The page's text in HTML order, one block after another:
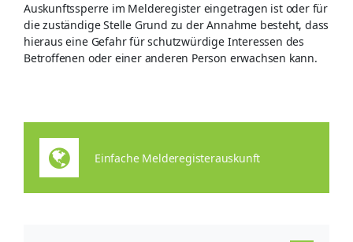
Auskunftssperre im Melderegister eingetragen ist oder für
die zuständige Stelle Grund zu der Annahme besteht, dass
hieraus eine Gefahr für schutzwürdige Interessen des
Betroffenen oder einer anderen Person erwachsen kann.
Einfache Melderegisterauskunft